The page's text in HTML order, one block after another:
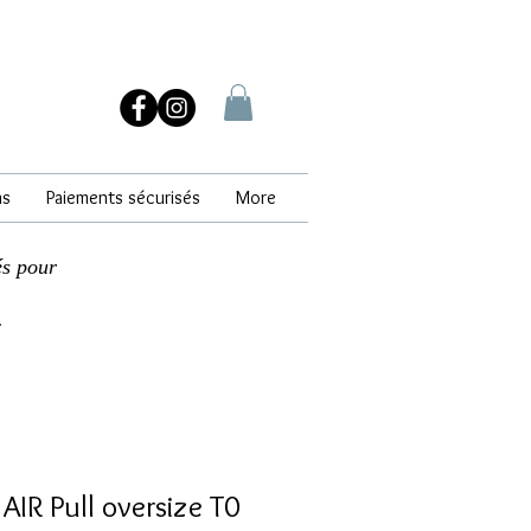
Paiements sécurisés More
pour
AIR Pull oversize T0